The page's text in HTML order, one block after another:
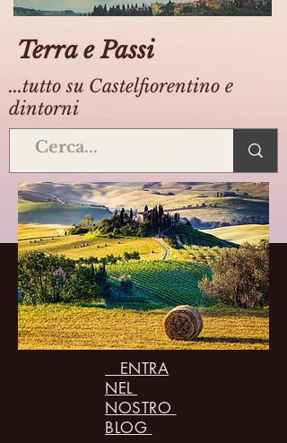
Terra e Passi
...tutto su Castelfiorentino e
dintorni
ENTRA
NEL
NOSTRO
BLOG